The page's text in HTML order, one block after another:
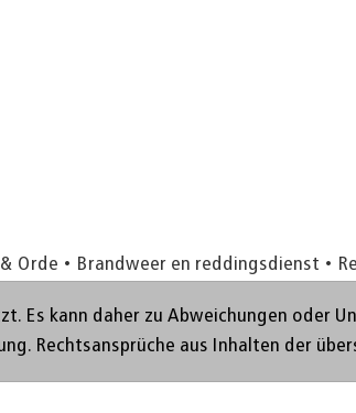
Orde Brandweer en reddingsdienst
Es kann daher zu Abweichungen oder
Rechtsansprüche aus Inhalten der